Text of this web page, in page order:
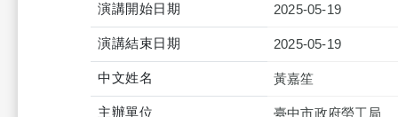
演講開始日期 2025-05-19
演講結束日期 2025-05-19
中文姓名 黃嘉笙
主辦單位 臺中市政府勞工局